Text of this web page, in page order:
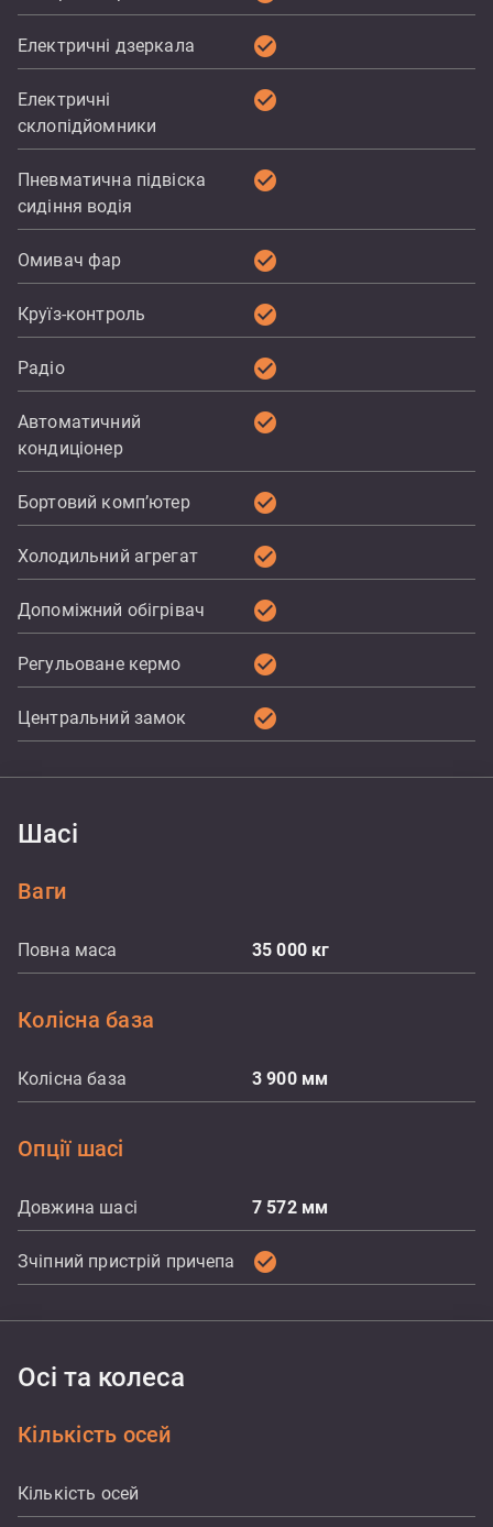
Електричні дзеркала check_circle
Електричні
склопідйомники
check_circle
Пневматична підвіска
сидіння водія
check_circle
Омивач фар check_circle
Круїз-контроль check_circle
Радіо check_circle
Автоматичний
кондиціонер
check_circle
Бортовий комп’ютер check_circle
Холодильний агрегат check_circle
Допоміжний обігрівач check_circle
Регульоване кермо check_circle
Центральний замок check_circle
Шасі
Ваги
Повна маса 35 000 кг
Колісна база
Колісна база 3 900 мм
Опції шасі
Довжина шасі 7 572 мм
Зчіпний пристрій причепа check_circle
Осі та колеса
Кількість осей
Кількість осей